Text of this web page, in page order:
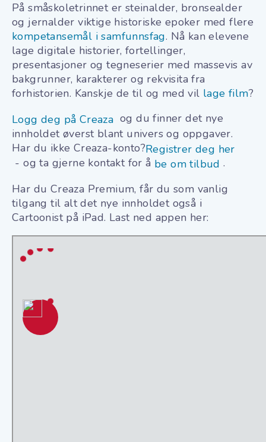
På småskoletrinnet er steinalder, bronsealder
og jernalder viktige historiske epoker med flere
kompetansemål i samfunnsfag. Nå kan elevene
lage digitale historier, fortellinger,
presentasjoner og tegneserier med massevis av
bakgrunner, karakterer og rekvisita fra
forhistorien. Kanskje de til og med vil lage film?
Logg deg på Creaza og du finner det nye
innholdet øverst blant univers og oppgaver.
Har du ikke Creaza-konto?Registrer deg her
- og ta gjerne kontakt for å be om tilbud .
Har du Creaza Premium, får du som vanlig
tilgang til alt det nye innholdet også i
Cartoonist på iPad. Last ned appen her: